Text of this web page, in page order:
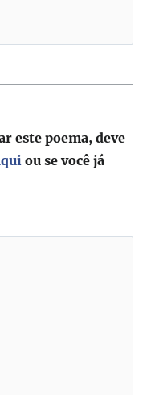
este poema, deve
ou se você já